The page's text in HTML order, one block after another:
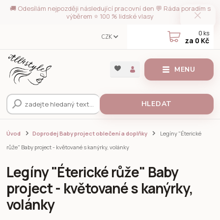
🚚 Odesílám nejpozději následující pracovní den 💬 Ráda poradím s
výběrem ⭐ 100 % lidské vlasy
MENU
CZK
HLEDAT
0 ks
za 0 Kč
Úvod Doprodej Baby project oblečení a doplňky
Legíny "Éterické
růže" Baby project - květované s kanýrky, volánky
Legíny "Éterické růže" Baby
project - květované s kanýrky,
volánky